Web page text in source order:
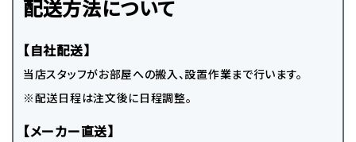
配送方法について
【自社配送】
当店スタッフがお部屋への搬入、設置作業まで行います。
※配送日程は注文後に日程調整。
【メーカー直送】